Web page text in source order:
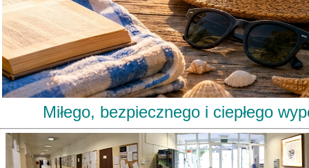
Miłego, bezpiecznego i ciepłego